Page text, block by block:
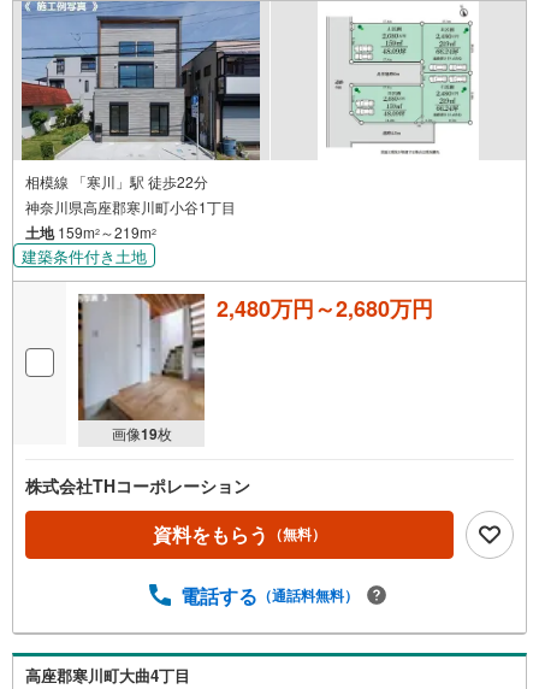
▼ 他社掲載の物件もまとめてご紹介可 ▼
・効率よく複数を比較見学したい方、お任せください！
・ワンストップで比較検討！資金計画から丁寧に対応します。
▼ まずは話を聞いてみたい方も歓迎 ▼
・資金計画や住宅ローンのご相談のみでもお気軽に♪
▼ しつこい営業はいたしません ▼
・気になること、まずはメールでのお問い合わせでも結構です。
・お気軽にご相談ください！
ーーーーーーーーーーーーーーーーーーーーーーーーーー
ご質問、ご見学希望、資料請求など、まずはお気軽にお問い合わせくださ
相模線 「寒川」駅 徒歩22分
神奈川県高座郡寒川町小谷1丁目
土地159m2 ～219m2
建築条件付き土地
画像19枚
2,480万円～2,680万円
株式会社THコーポレーション
資料をもらう （無料）
電話する （通話料無料）
高座郡寒川町大曲4丁目